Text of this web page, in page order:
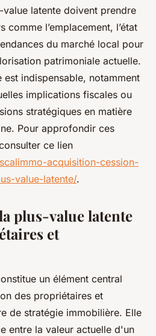
value latente doivent prendre
comme l’emplacement, l’état
du marché local pour
patrimoniale actuelle.
est indispensable, notamment
implications fiscales ou
stratégiques en matière
Pour approfondir ces
ce lien
acquisition-cession-
value-latente/.
plus-value latente
et
un élément central
des propriétaires et
de stratégie immobilière. Elle
entre la valeur actuelle d'un